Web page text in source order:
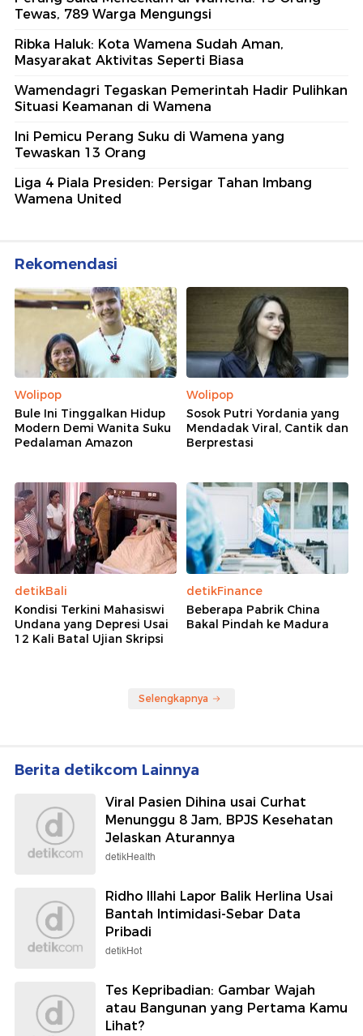
Tewas, 789 Warga Mengungsi
Ribka Haluk: Kota Wamena Sudah Aman,
Masyarakat Aktivitas Seperti Biasa
Wamendagri Tegaskan Pemerintah Hadir Pulihkan
Situasi Keamanan di Wamena
Ini Pemicu Perang Suku di Wamena yang
Tewaskan 13 Orang
Liga 4 Piala Presiden: Persigar Tahan Imbang
Wamena United
Rekomendasi
Wolipop
Bule Ini Tinggalkan Hidup
Modern Demi Wanita Suku
Pedalaman Amazon
Wolipop
Sosok Putri Yordania yang
Mendadak Viral, Cantik dan
Berprestasi
detikBali
Kondisi Terkini Mahasiswi
Undana yang Depresi Usai
12 Kali Batal Ujian Skripsi
detikFinance
Beberapa Pabrik China
Bakal Pindah ke Madura
Selengkapnya
Berita detikcom Lainnya
Viral Pasien Dihina usai Curhat
Menunggu 8 Jam, BPJS Kesehatan
Jelaskan Aturannya
detikHealth
Ridho Illahi Lapor Balik Herlina Usai
Bantah Intimidasi-Sebar Data
Pribadi
detikHot
Tes Kepribadian: Gambar Wajah
atau Bangunan yang Pertama Kamu
Lihat?